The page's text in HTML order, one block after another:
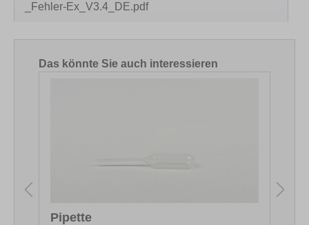
_Fehler-Ex_V3.4_DE.pdf
Produktgalerie überspringen
Das könnte Sie auch interessieren
Pipette